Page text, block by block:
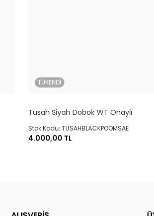
TÜKENDİ
Tusah Siyah Dobok WT Onaylı
Stok Kodu: TUSAHBLACKPOOMSAE
4.000,00 TL